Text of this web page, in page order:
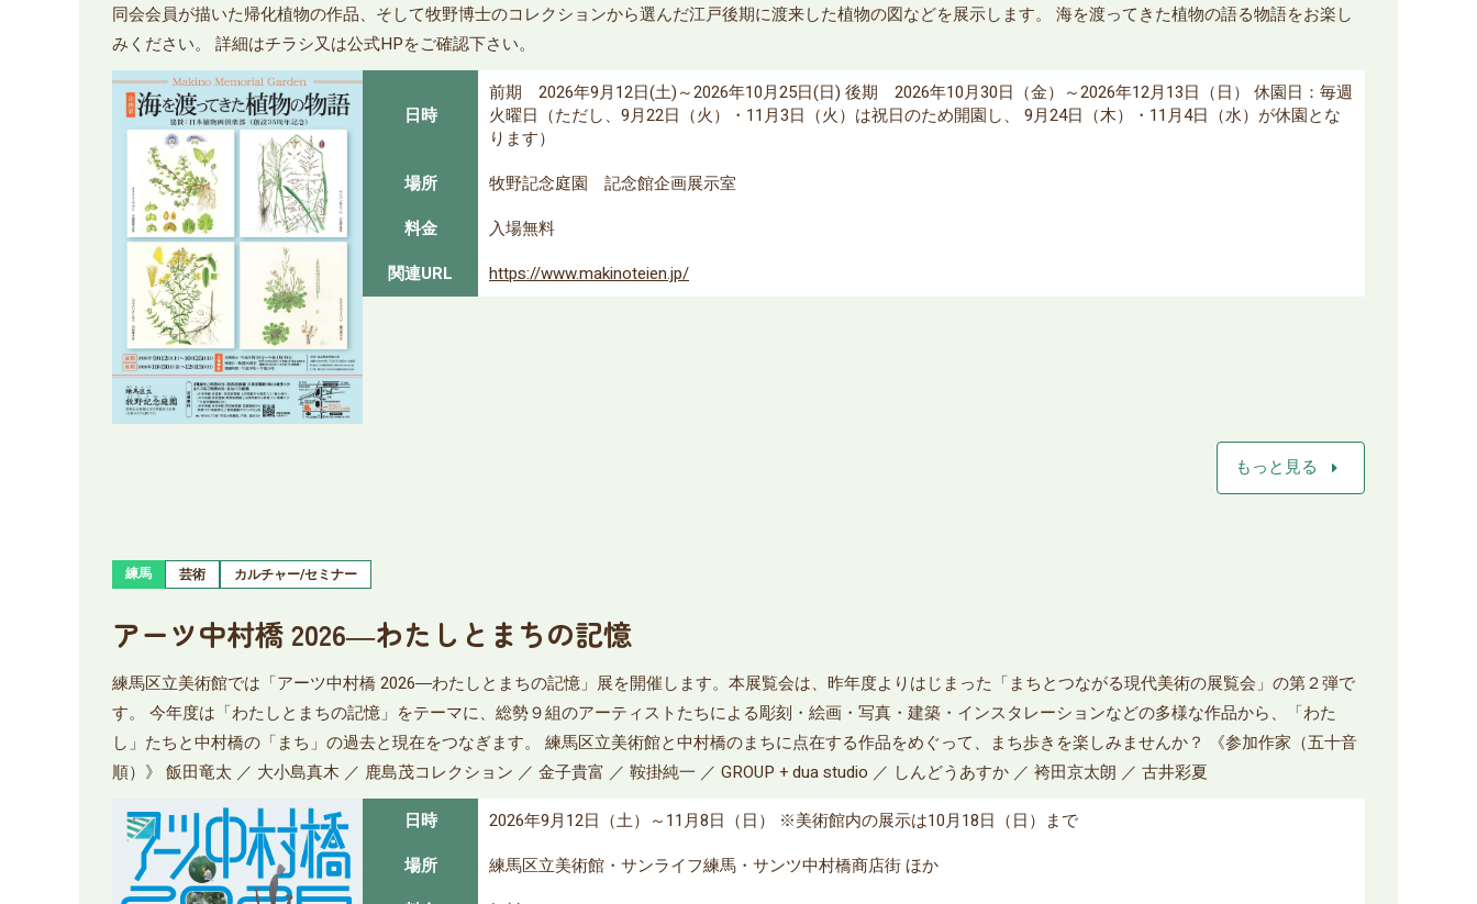
同会会員が描いた帰化植物の作品、そして牧野博士のコレクションから選んだ江戸後期に渡来した植物の図などを展示します。 海を渡ってきた植物の語る物語をお楽し
みください。 詳細はチラシ又は公式HPをご確認下さい。
日時
前期 2026年9月12日(土)～2026年10月25日(日) 後期 2026年10月30日（金）～2026年12月13日（日） 休園日：毎週
火曜日（ただし、9月22日（火）・11月3日（火）は祝日のため開園し、 9月24日（木）・11月4日（水）が休園とな
ります）
場所
牧野記念庭園 記念館企画展示室
料金
入場無料
関連URL
https://www.makinoteien.jp/
もっと見る arrow_right
練馬 芸術 カルチャー/セミナー
アーツ中村橋 2026―わたしとまちの記憶
練馬区立美術館では「アーツ中村橋 2026―わたしとまちの記憶」展を開催します。本展覧会は、昨年度よりはじまった「まちとつながる現代美術の展覧会」の第２弾で
す。 今年度は「わたしとまちの記憶」をテーマに、総勢９組のアーティストたちによる彫刻・絵画・写真・建築・インスタレーションなどの多様な作品から、「わた
し」たちと中村橋の「まち」の過去と現在をつなぎます。 練馬区立美術館と中村橋のまちに点在する作品をめぐって、まち歩きを楽しみませんか？ 《参加作家（五十音
順）》 飯田竜太 ／ 大小島真木 ／ 鹿島茂コレクション ／ 金子貴富 ／ 鞍掛純一 ／ GROUP + dua studio ／ しんどうあすか ／ 袴田京太朗 ／ 古井彩夏
日時
2026年9月12日（土）～11月8日（日） ※美術館内の展示は10月18日（日）まで
場所
練馬区立美術館・サンライフ練馬・サンツ中村橋商店街 ほか